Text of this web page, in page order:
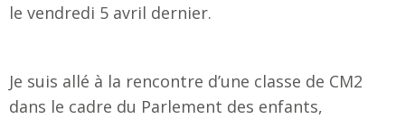
le vendredi 5 avril dernier.
Je suis allé à la rencontre d’une classe de CM2
dans le cadre du Parlement des enfants,